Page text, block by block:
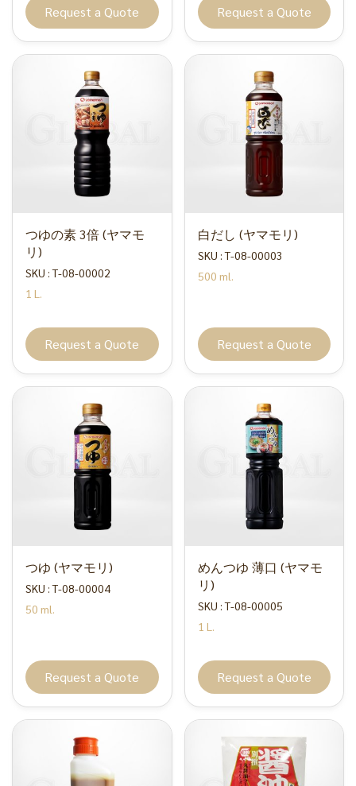
Request a Quote Request a Quote
つゆの素 3倍 (ヤマモ
リ)
SKU : T-08-00002
1 L.
Request a Quote
白だし (ヤマモリ)
SKU : T-08-00003
500 ml.
Request a Quote
つゆ (ヤマモリ)
SKU : T-08-00004
50 ml.
Request a Quote
めんつゆ 薄口 (ヤマモ
リ)
SKU : T-08-00005
1 L.
Request a Quote